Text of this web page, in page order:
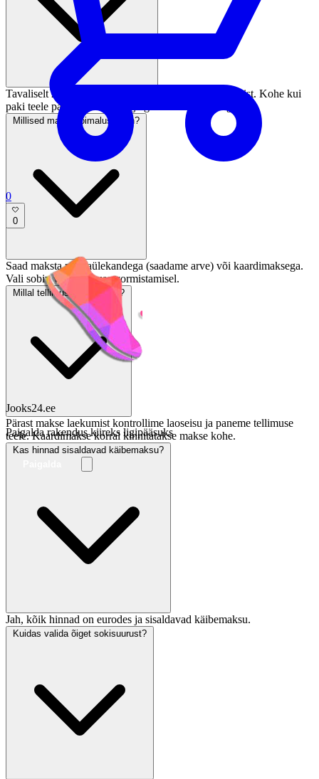
Tavaliselt 2–5 tööpäeva jooksul pärast makse laekumist. Kohe kui
paki teele paneme, saadame jälgimiskoodi e-postiga.
Millised maksevõimalused on?
Saad maksta pangaülekandega (saadame arve) või kaardimaksega.
Vali sobiv viis tellimuse vormistamisel.
Millal tellimus saadetakse?
Pärast makse laekumist kontrollime laoseisu ja paneme tellimuse
teele. Kaardimakse korral kinnitatakse makse kohe.
Kas hinnad sisaldavad käibemaksu?
Jah, kõik hinnad on eurodes ja sisaldavad käibemaksu.
Kuidas valida õiget sokisuurust?
0
0
Jooks24.ee
Paigalda rakendus kiireks ligipääsuks